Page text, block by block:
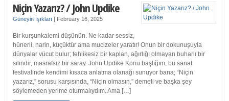
Niçin Yazarız? / John Updike
Güneyin Işıkları | February 16, 2025
Bir kurşunkalemi düşünün. Ne kadar sessiz,
hünerli, narin, küçüktür ama mucizeler yaratır! Onun bir dokunuşuyla
dünyalar vücut bulur; tehlikesiz bir kaplan, ağırlığı olmayan buharlı bir
silindir, masrafsız bir saray. John Updike Konu başlığım, bu sanat
festivalinde kendimi kısaca anlatma olanağı sunuyor bana; “Niçin
yazarız,” sorusu karşısında, “Niçin olmasın,” demeli ve başka şey
söylemeden yerime oturmalıydım. Ama […]